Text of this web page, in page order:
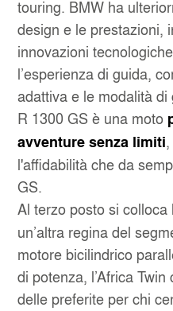
touring. BMW ha
design e le prestazioni,
innovazioni
l’esperienza di guida,
adattiva e le modalità
R 1300 GS è una moto
avventure senza limiti
l'affidabilità che da
GS.
Al terzo posto si colloca
un’altra regina del
motore bicilindrico
di potenza, l’Africa
delle preferite per chi